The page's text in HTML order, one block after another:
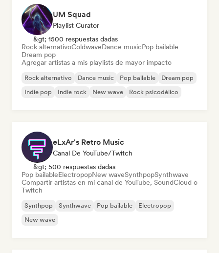
UM Squad
Playlist Curator
&gt; 1500 respuestas dadas
Rock alternativoColdwaveDance musicPop bailable
Dream pop
Agregar artistas a mis playlists de mayor impacto
Rock alternativo Dance music Pop bailable
Dream pop
Indie pop
Indie rock New wave Rock psicodélico
eLxAr's Retro Music
Canal De YouTube/Twitch
&gt; 500 respuestas dadas
Pop bailableElectropopNew waveSynthpopSynthwave
Compartir artistas en mi canal de YouTube, SoundCloud o
Twitch
Synthpop Synthwave Pop bailable
Electropop
New wave